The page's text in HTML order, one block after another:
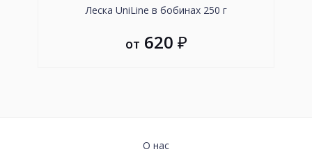
Леска UniLine в бобинах 250 г
от 620 ₽
О нас